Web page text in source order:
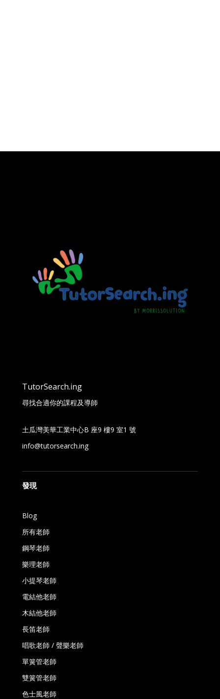
TutorSearch.ing
尋找合適你的課程及導師
土瓜灣美華工業中心B 座9 樓9 室1 號
info@tutorsearch.ing
發現
Blog
所有老師
鋼琴老師
樂理老師
小提琴老師
電結他老師
木結他老師
長笛老師
唱歌老師 / 聲樂老師
單簧管老師
雙簧管老師
色士風老師